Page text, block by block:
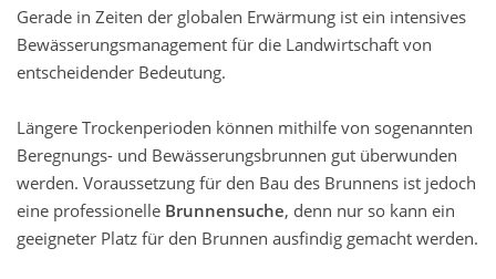
Gerade in Zeiten der globalen Erwärmung ist ein intensives
Bewässerungsmanagement für die Landwirtschaft von
entscheidender Bedeutung.
Längere Trockenperioden können mithilfe von sogenannten
Beregnungs- und Bewässerungsbrunnen gut überwunden
werden. Voraussetzung für den Bau des Brunnens ist jedoch
eine professionelle Brunnensuche, denn nur so kann ein
geeigneter Platz für den Brunnen ausfindig gemacht werden.